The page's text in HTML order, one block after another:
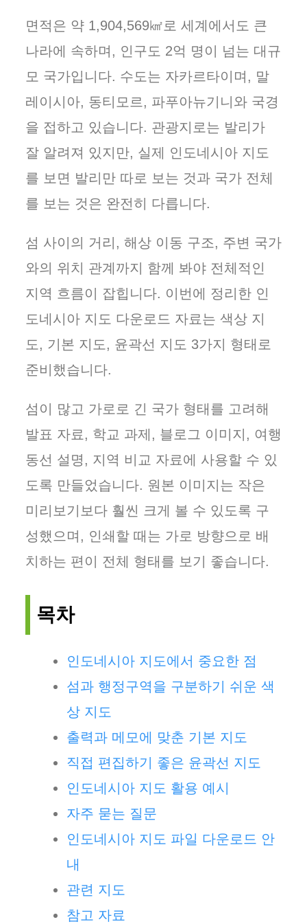
면적은 약 1,904,569㎢로 세계에서도 큰
나라에 속하며, 인구도 2억 명이 넘는 대규
모 국가입니다. 수도는 자카르타이며, 말
레이시아, 동티모르, 파푸아뉴기니와 국경
을 접하고 있습니다. 관광지로는 발리가
잘 알려져 있지만, 실제 인도네시아 지도
를 보면 발리만 따로 보는 것과 국가 전체
를 보는 것은 완전히 다릅니다.
섬 사이의 거리, 해상 이동 구조, 주변 국가
와의 위치 관계까지 함께 봐야 전체적인
지역 흐름이 잡힙니다. 이번에 정리한 인
도네시아 지도 다운로드 자료는 색상 지
도, 기본 지도, 윤곽선 지도 3가지 형태로
준비했습니다.
섬이 많고 가로로 긴 국가 형태를 고려해
발표 자료, 학교 과제, 블로그 이미지, 여행
동선 설명, 지역 비교 자료에 사용할 수 있
도록 만들었습니다. 원본 이미지는 작은
미리보기보다 훨씬 크게 볼 수 있도록 구
성했으며, 인쇄할 때는 가로 방향으로 배
치하는 편이 전체 형태를 보기 좋습니다.
목차
인도네시아 지도에서 중요한 점
섬과 행정구역을 구분하기 쉬운 색
상 지도
출력과 메모에 맞춘 기본 지도
직접 편집하기 좋은 윤곽선 지도
인도네시아 지도 활용 예시
자주 묻는 질문
인도네시아 지도 파일 다운로드 안
내
관련 지도
참고 자료